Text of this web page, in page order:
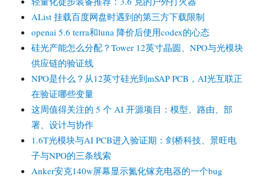
AList 挂载百度网盘时遇到的第三方下载限制
openai 5.6 terra和luna 降价后使用codex的心态
硅光产能怎么分配？Tower 12英寸晶圆、NPO与光模块
供应链的验证线
NPO是什么？从12英寸硅光到mSAP PCB，AI光互联正
在验证哪些变量
这周值得关注的 5 个 AI 开源项目：模型、路由、部
署、设计与协作
1.6T光模块与AI PCB进入验证期：剑桥科技、景旺电
子与NPO的三条线索
Anker安克140w屏幕显示氮化镓充电器的一个bug